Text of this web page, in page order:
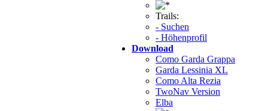
Trails:
- Suchen
- Höhenprofil
Download
Como Garda Grappa
Garda Lessinia XL
Como Alta Rezia
TwoNav Version
Elba